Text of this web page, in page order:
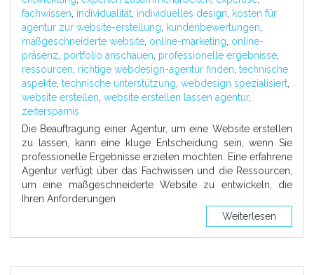
fachwissen individualität individuelles design
kosten für
agentur zur website-erstellung
kundenbewertungen
maßgeschneiderte website online-marketing online-
präsenz portfolio anschauen professionelle ergebnisse
ressourcen richtige webdesign-agentur finden technische
aspekte technische unterstützung webdesign spezialisiert
website erstellen website erstellen lassen agentur,
zeitersparnis
Die Beauftragung einer Agentur, um eine Website erstellen
zu lassen, kann eine kluge Entscheidung sein, wenn Sie
professionelle Ergebnisse erzielen möchten. Eine erfahrene
Agentur verfügt über das Fachwissen und die Ressourcen,
um eine maßgeschneiderte Website zu entwickeln, die
Ihren Anforderungen
Weiterlesen